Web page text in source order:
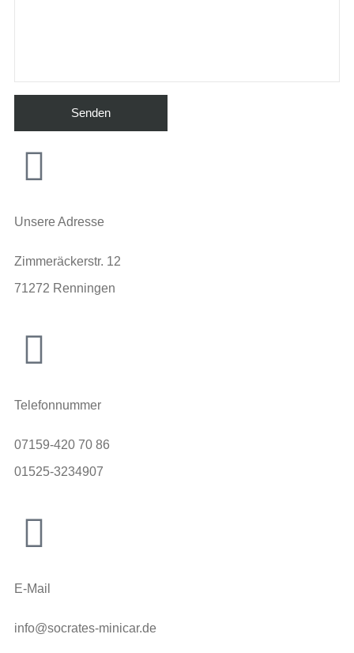
Unsere Adresse
Zimmeräckerstr. 12
71272 Renningen
Telefonnummer
07159-420 70 86
01525-3234907
E-Mail
info@socrates-minicar.de